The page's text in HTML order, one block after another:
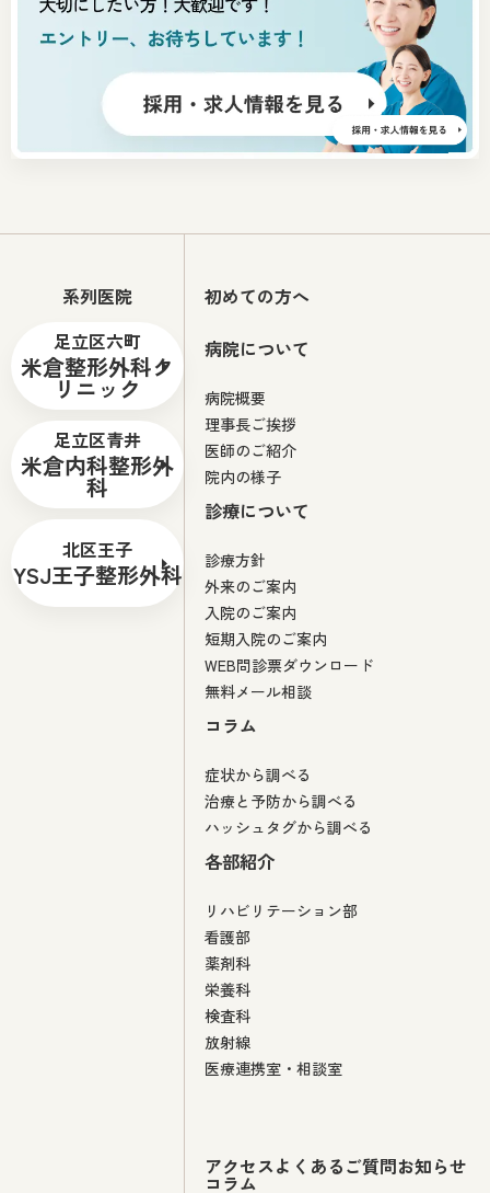
系列医院
足立区六町
米倉整形外科ク
リニック
足立区青井
米倉内科整形外
科
北区王子
YSJ王子整形外科
初めての方へ
病院について
病院概要
理事長ご挨拶
医師のご紹介
院内の様子
診療について
診療方針
外来のご案内
入院のご案内
短期入院のご案内
WEB問診票ダウンロード
無料メール相談
コラム
症状から調べる
治療と予防から調べる
ハッシュタグから調べる
各部紹介
リハビリテーション部
看護部
薬剤科
栄養科
検査科
放射線
医療連携室・相談室
アクセスよくあるご質問お知らせ
コラム